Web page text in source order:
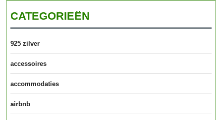
CATEGORIEËN
925 zilver
accessoires
accommodaties
airbnb